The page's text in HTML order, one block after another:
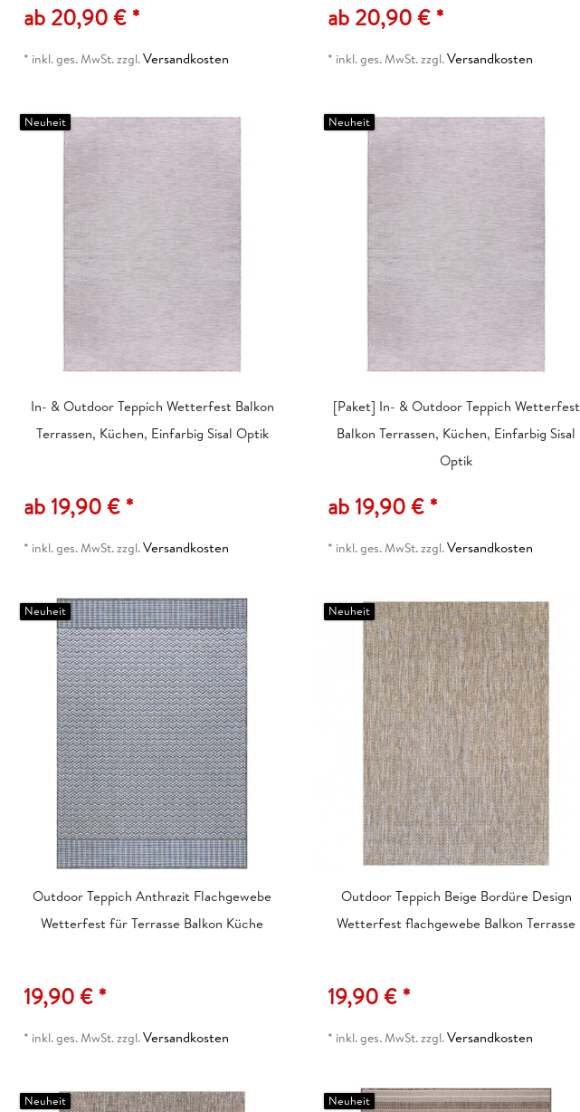
ab 20,90 € *
* inkl. ges. MwSt.zzgl.Versandkosten
ab 20,90 € *
* inkl. ges. MwSt.zzgl.Versandkosten
Neuheit
In- & Outdoor Teppich Wetterfest Balkon
Terrassen, Küchen, Einfarbig Sisal Optik
ab 19,90 € *
* inkl. ges. MwSt.zzgl.Versandkosten
Neuheit
[Paket] In- & Outdoor Teppich Wetterfest
Balkon Terrassen, Küchen, Einfarbig Sisal
Optik
ab 19,90 € *
* inkl. ges. MwSt.zzgl.Versandkosten
Neuheit
Outdoor Teppich Anthrazit Flachgewebe
Wetterfest für Terrasse Balkon Küche
19,90 € *
* inkl. ges. MwSt.zzgl.Versandkosten
Neuheit
Outdoor Teppich Beige Bordüre Design
Wetterfest flachgewebe Balkon Terrasse
19,90 € *
* inkl. ges. MwSt.zzgl.Versandkosten
Neuheit Neuheit